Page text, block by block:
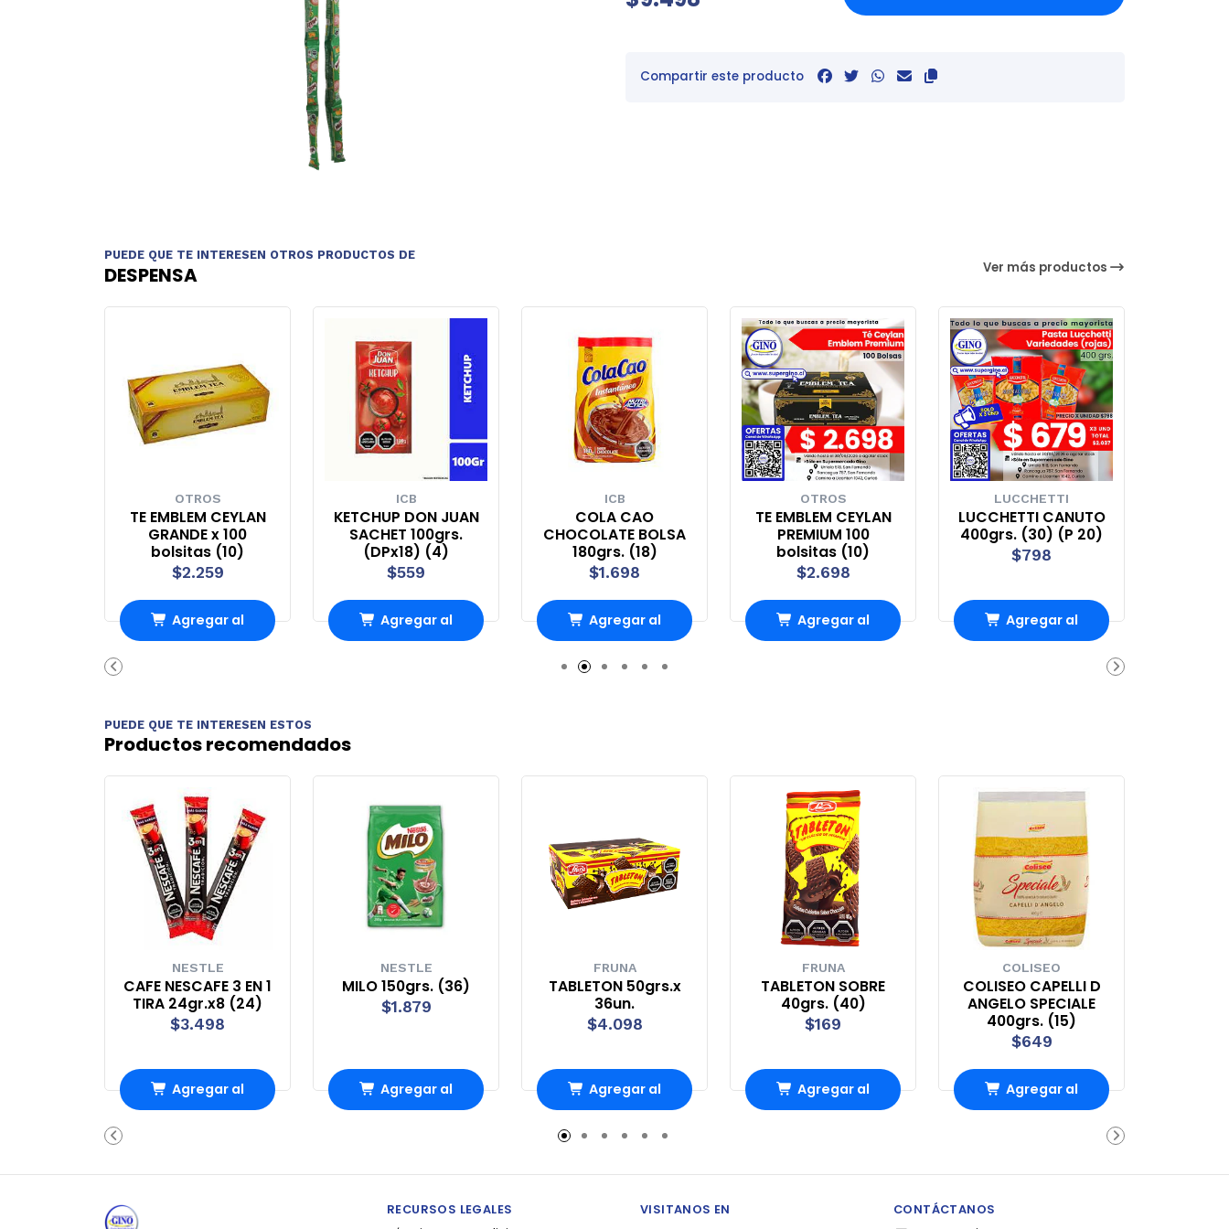
Compartir este producto
PUEDE QUE TE INTERESEN OTROS PRODUCTOS DE
DESPENSA Ver más productos
OTROS
TE EMBLEM CEYLAN
GRANDE x 100
bolsitas (10)
$2.259
Agregar al
ICB
KETCHUP DON JUAN
SACHET 100grs.
(DPx18) (4)
$559
Agregar al
ICB
COLA CAO
CHOCOLATE BOLSA
180grs. (18)
$1.698
Agregar al
Carro
OTROS
TE EMBLEM CEYLAN
PREMIUM 100
bolsitas (10)
$2.698
Agregar al
LUCCHETTI
LUCCHETTI CANUTO
400grs. (30) (P 20)
$798
Agregar al
PUEDE QUE TE INTERESEN ESTOS
Productos recomendados
NESTLE
CAFE NESCAFE 3 EN 1
TIRA 24gr.x8 (24)
$3.498
Agregar al
NESTLE
MILO 150grs. (36)
$1.879
Agregar al
FRUNA
TABLETON 50grs.x
36un.
$4.098
Agregar al
Carro
FRUNA
TABLETON SOBRE
40grs. (40)
$169
Agregar al
COLISEO
COLISEO CAPELLI D
ANGELO SPECIALE
400grs. (15)
$649
Agregar al
RECURSOS LEGALES VISITANOS EN CONTÁCTANOS